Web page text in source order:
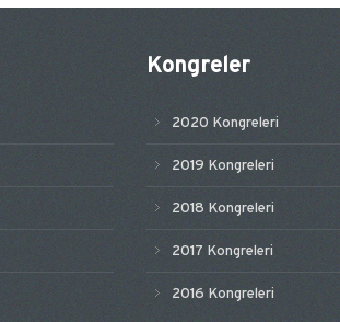
Kongreler
2020 Kongreleri
2019 Kongreleri
2018 Kongreleri
2017 Kongreleri
2016 Kongreleri